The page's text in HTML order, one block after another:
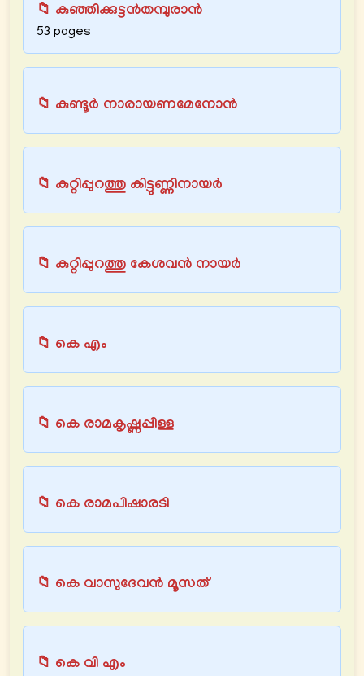
📁 കുഞ്ഞിക്കുട്ടൻതമ്പുരാൻ
53 pages
📁 കുണ്ടൂർ നാരായണമേനോൻ
📁 കുറ്റിപ്പുറത്തു കിട്ടുണ്ണിനായർ
📁 കുറ്റിപ്പുറത്തു കേശവൻ നായർ
📁 കെ എം
📁 കെ രാമകൃഷ്ണപ്പിള്ള
📁 കെ രാമപിഷാരടി
📁 കെ വാസുദേവൻ മൂസത്
📁 കെ വി എം